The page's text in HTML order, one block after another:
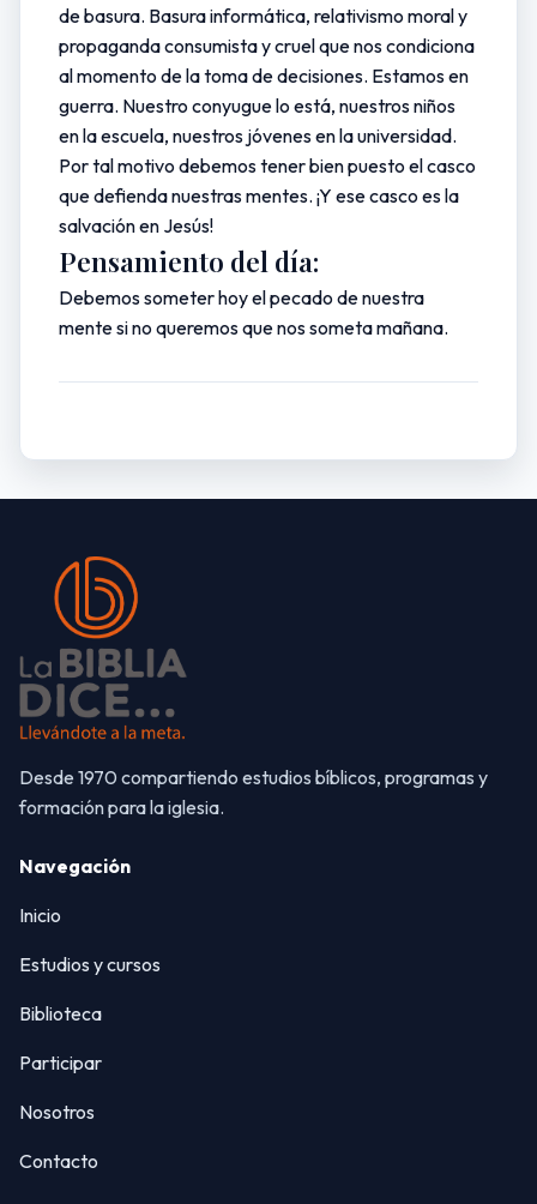
de basura. Basura informática, relativismo moral y
propaganda consumista y cruel que nos condiciona
al momento de la toma de decisiones. Estamos en
guerra. Nuestro conyugue lo está, nuestros niños
en la escuela, nuestros jóvenes en la universidad.
Por tal motivo debemos tener bien puesto el casco
que defienda nuestras mentes. ¡Y ese casco es la
salvación en Jesús!
Pensamiento del día:
Debemos someter hoy el pecado de nuestra
mente si no queremos que nos someta mañana.
Desde 1970 compartiendo estudios bíblicos, programas y
formación para la iglesia.
Navegación
Inicio
Estudios y cursos
Biblioteca
Participar
Nosotros
Contacto